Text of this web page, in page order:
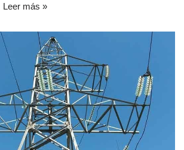
Leer más »